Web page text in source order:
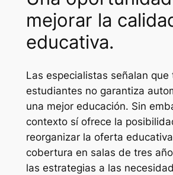
mejorar la
educativa.
Las especialistas señalan que
estudiantes no garantiza
una mejor educación. Sin
contexto sí ofrece la
reorganizar la oferta
cobertura en salas de tres
las estrategias a las